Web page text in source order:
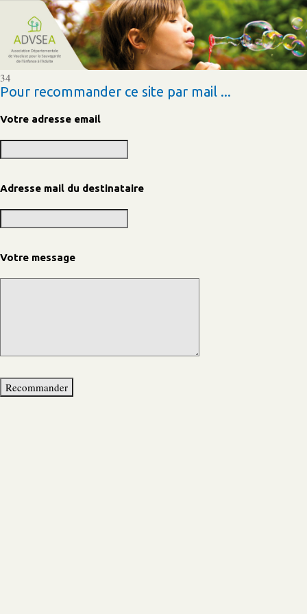
34
Pour recommander ce site par mail ...
Votre adresse email
Adresse mail du destinataire
Votre message